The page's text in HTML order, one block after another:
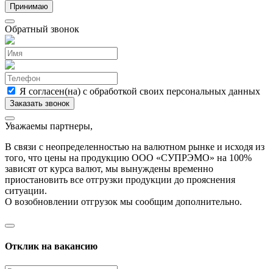
Принимаю
Обратный звонок
Я согласен(на) с обработкой своих персональных данных
Уважаемы партнеры,
В связи с неопределенностью на валютном рынке и исходя из
того, что цены на продукцию ООО «СУПРЭМО» на 100%
зависят от курса валют, мы вынуждены временно
приостановить все отгрузки продукции до прояснения
ситуации.
О возобновлении отгрузок мы сообщим дополнительно.
Отклик на вакансию